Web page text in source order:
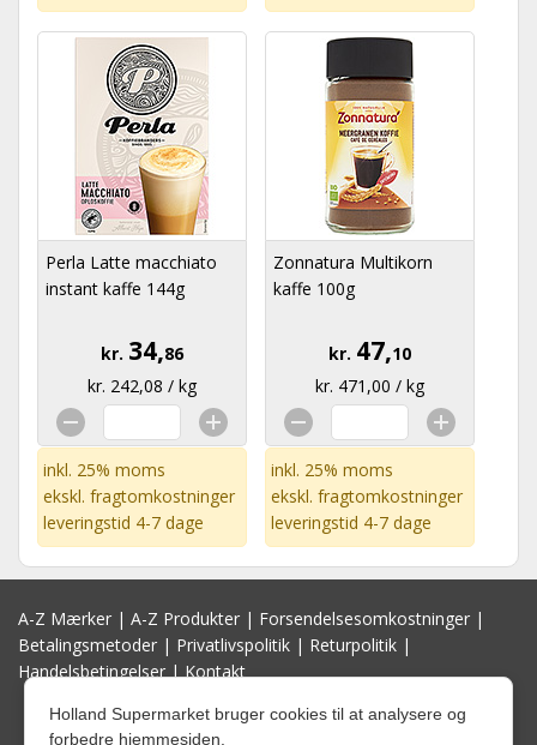
Perla Latte macchiato
instant kaffe 144g
kr. 34,86
kr. 242,08 / kg
inkl. 25% moms
ekskl. fragtomkostninger
leveringstid 4-7 dage
Zonnatura Multikorn
kaffe 100g
kr. 47,10
kr. 471,00 / kg
inkl. 25% moms
ekskl. fragtomkostninger
leveringstid 4-7 dage
A-Z Mærker | A-Z Produkter | Forsendelsesomkostninger |
Betalingsmetoder | Privatlivspolitik | Returpolitik |
Handelsbetingelser|Kontakt
Holland Supermarket bruger cookies til at analysere og
forbedre hjemmesiden.